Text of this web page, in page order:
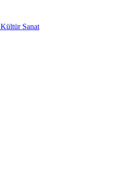
Kültür Sanat